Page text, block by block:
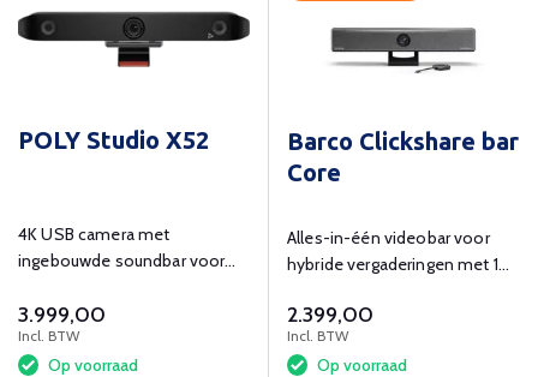
POLY Studio X52
4K USB camera met
ingebouwde soundbar voor
3.999,00
Incl. BTW
Op voorraad
Barco Clickshare bar
Core
Alles-in-één videobar voor
hybride vergaderingen met 1
2.399,00
Incl. BTW
Op voorraad